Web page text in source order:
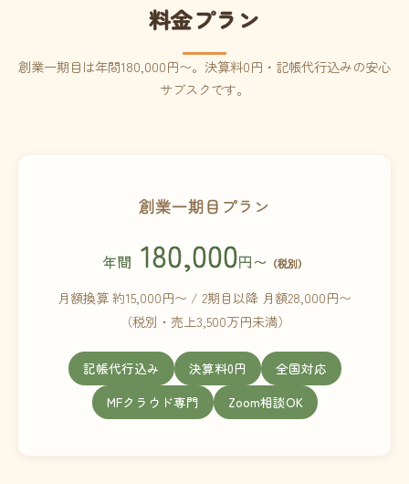
料金プラン
創業一期目は年間180,000円〜。決算料0円・記帳代行込みの安心
サブスクです。
創業一期目プラン
年間 180,000円〜 （税別）
月額換算 約15,000円〜 / 2期目以降 月額28,000円〜
（税別・売上3,500万円未満）
記帳代行込み 決算料0円
全国対応
MFクラウド専門
Zoom相談OK